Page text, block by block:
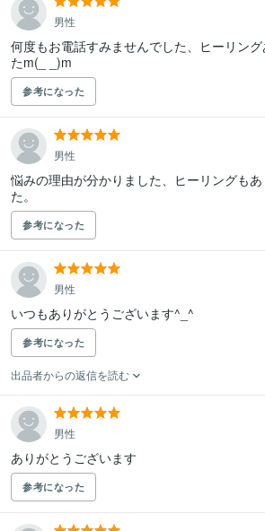
男性
何度もお電話すみませんでした、ヒーリン
たm(_ _)m
参考になった
男性
悩みの理由が分かりました、ヒーリングも
た。
参考になった
男性
いつもありがとうございます^_^
参考になった
出品者からの返信を読む
男性
ありがとうございます
参考になった